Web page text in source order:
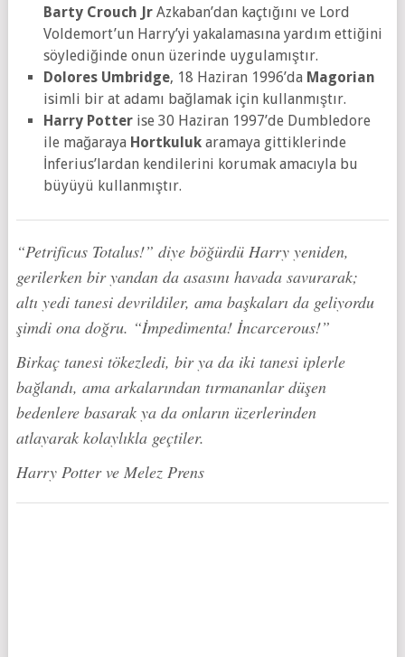
Barty Crouch JrAzkaban’dan kaçtığını ve Lord
Voldemort’un Harry’yi yakalamasına yardım ettiğini
söylediğinde onun üzerinde uygulamıştır.
Dolores Umbridge, 18 Haziran 1996’da Magorian
isimli bir at adamı bağlamak için kullanmıştır.
Harry Potterise 30 Haziran 1997’de Dumbledore
ile mağaraya Hortkulukaramaya gittiklerinde
İnferius’lardan kendilerini korumak amacıyla bu
büyüyü kullanmıştır.
“Petrificus Totalus!” diye böğürdü Harry yeniden,
gerilerken bir yandan da asasını havada savurarak;
altı yedi tanesi devrildiler, ama başkaları da geliyordu
şimdi ona doğru. “İmpedimenta! İncarcerous!”
Birkaç tanesi tökezledi, bir ya da iki tanesi iplerle
bağlandı, ama arkalarından tırmananlar düşen
bedenlere basarak ya da onların üzerlerinden
atlayarak kolaylıkla geçtiler.
Harry Potter ve Melez Prens